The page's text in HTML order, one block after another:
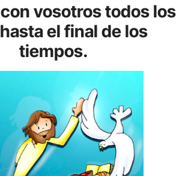
vosotros todos los
el final de los
tiempos.